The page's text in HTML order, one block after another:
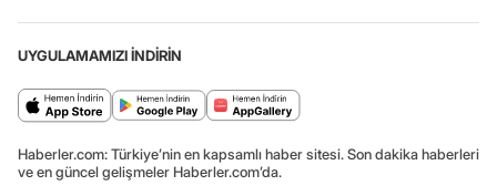
UYGULAMAMIZI İNDİRİN
Haberler.com: Türkiye’nin en kapsamlı haber sitesi. Son dakika haberleri
ve en güncel gelişmeler Haberler.com’da.